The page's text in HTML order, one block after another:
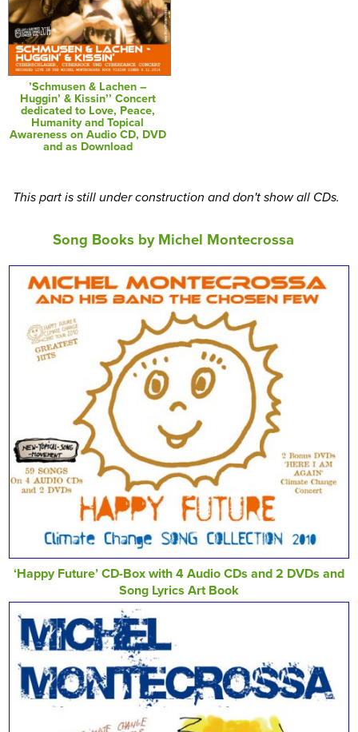
’Schmusen & Lachen –
Huggin’ & Kissin’’ Concert
dedicated to Love, Peace,
Humanity and Topical
Awareness on Audio CD, DVD
and as Download
This part is still under construction and don't show all CDs.
Song Books by Michel Montecrossa
‘Happy Future’ CD-Box with 4 Audio CDs and 2 DVDs and
Song Lyrics Art Book